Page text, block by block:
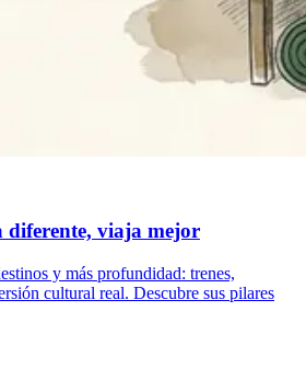
viaja mejor
y más profundidad: trenes,
cultural real. Descubre sus pilares